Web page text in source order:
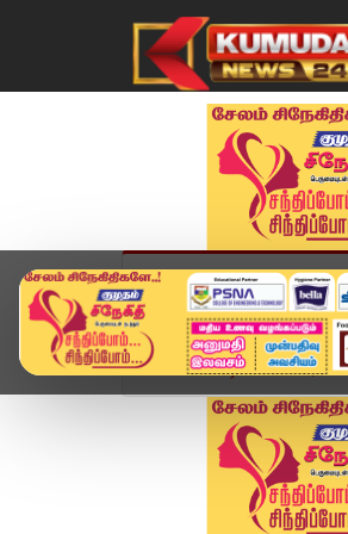
முகப்பு விளையாட்டு
Home வீடியோ ஸ்டோரி